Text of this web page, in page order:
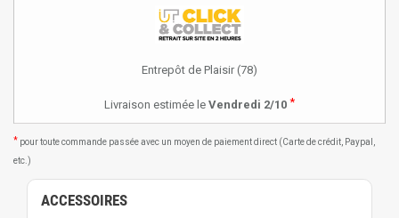
Entrepôt de Plaisir (78)
Livraison estimée le Vendredi 2/10 *
* pour toute commande passée avec un moyen de paiement direct (Carte de crédit, Paypal,
etc.)
ACCESSOIRES